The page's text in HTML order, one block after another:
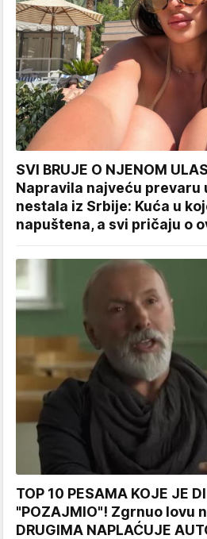
SVI BRUJE O NJENOM
Napravila najveću prevaru
nestala iz Srbije: Kuća u
napuštena, a svi pričaju o
TOP 10 PESAMA KOJE JE
"POZAJMIO"! Zgrnuo lovu
DRUGIMA NAPLAĆUJE